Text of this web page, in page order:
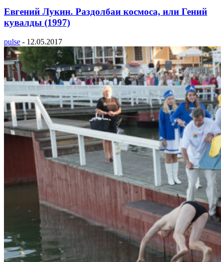
Евгений Лукин. Раздолбаи космоса, или Гений
кувалды (1997)
pulse - 12.05.2017